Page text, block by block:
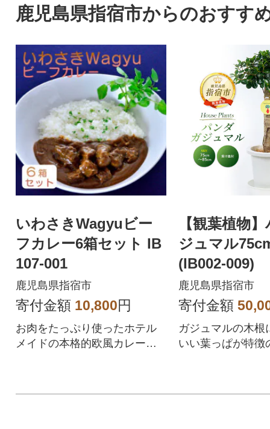
鹿児島県指宿市からのおすす
いわさきWagyuビー
フカレー6箱セット IB
107-001
鹿児島県指宿市
寄付金額 10,800円
お肉をたっぷり使ったホテル
メイドの本格的欧風カレーを
【観葉植物
ジュマル
(IB002-009)
鹿児島県指宿市
寄付金額
ガジュマルの木根
いい葉っぱが特徴